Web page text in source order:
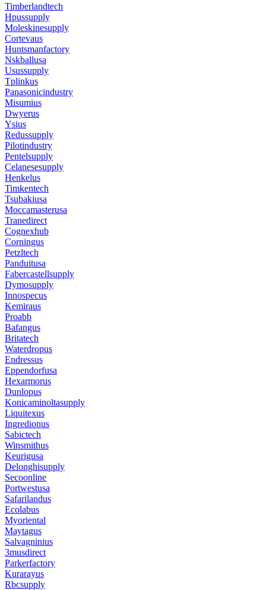
Timberlandtech
Hpussupply
Moleskinesupply
Cortevaus
Huntsmanfactory
Nskballusa
Usussupply
Tplinkus
Panasonicindustry
Misumius
Dwyerus
Ysius
Redussupply
Pilotindustry
Pentelsupply
Celanesesupply
Henkelus
Timkentech
Tsubakiusa
Moccamasterusa
Tranedirect
Cognexhub
Corningus
Petzltech
Panduitusa
Fabercastellsupply
Dymosupply
Innospecus
Kemiraus
Proabb
Bafangus
Britatech
Waterdropus
Endressus
Eppendorfusa
Hexarmorus
Dunlopus
Konicaminoltasupply
Liquitexus
Ingredionus
Sabictech
Winsmithus
Keurigusa
Delonghisupply
Secoonline
Portwestusa
Safarilandus
Ecolabus
Myoriental
Maytagus
Salvagninius
3musdirect
Parkerfactory
Kurarayus
Rbcsupply